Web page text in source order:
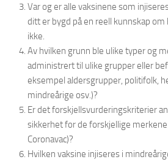
Var og er alle vaksinene som
ditt er bygd på en reell kunnskap
ikke.
Av hvilken grunn ble ulike typer og
administrert til ulike grupper eller
eksempel aldersgrupper, politifolk,
mindreårige osv.)?
Er det forskjellsvurderingskriterier
sikkerhet for de forskjellige merkene
Coronavac)?
Hvilken vaksine injiseres i